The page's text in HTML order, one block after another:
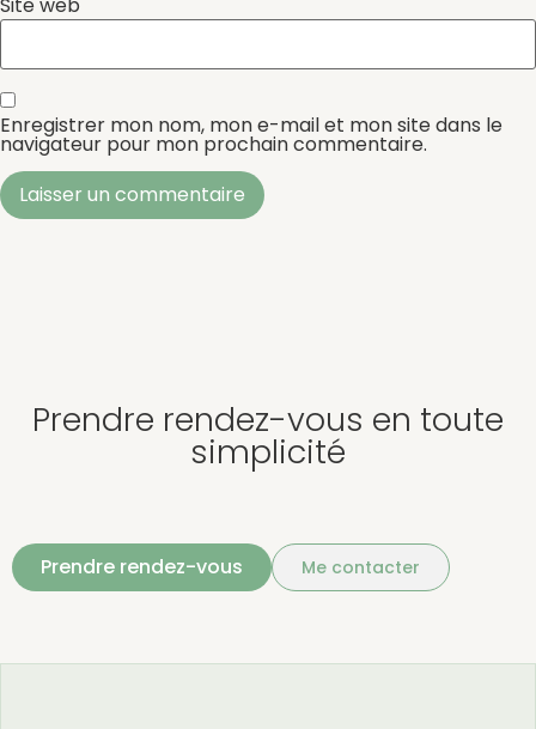
Enregistrer mon nom, mon e-mail et mon site dans le
navigateur pour mon prochain commentaire.
Prendre rendez-vous en toute
simplicité
Prendre rendez-vous Me contacter